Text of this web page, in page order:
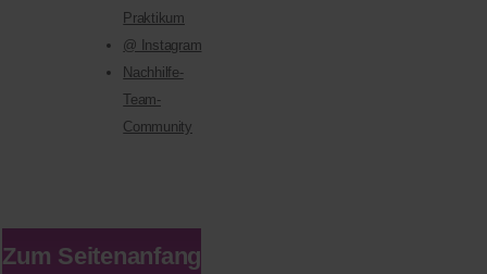
Praktikum
@ Instagram
Nachhilfe-
Team-
Community
Zum Seitenanfang